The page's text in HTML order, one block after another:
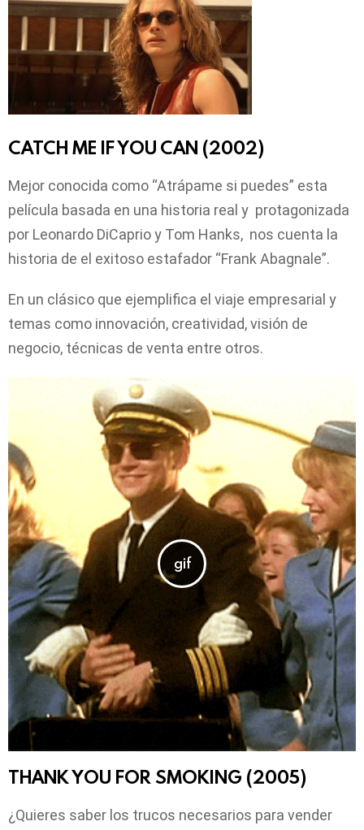
CATCH ME IF YOU CAN (2002)
Mejor conocida como “Atrápame si puedes” esta
película basada en una historia real y protagonizada
por Leonardo DiCaprio y Tom Hanks, nos cuenta la
historia de el exitoso estafador “Frank Abagnale”.
En un clásico que ejemplifica el viaje empresarial y
temas como innovación, creatividad, visión de
negocio, técnicas de venta entre otros.
THANK YOU FOR SMOKING (2005)
¿Quieres saber los trucos necesarios para vender